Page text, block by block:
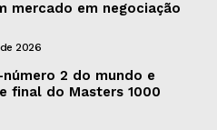
mercado em negociação
2026
2 do mundo e
final do Masters 1000